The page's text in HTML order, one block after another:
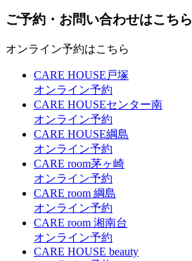
ご予約・お問い合わせはこちら
オンライン予約はこちら
CARE HOUSE戸塚
オンライン予約
CARE HOUSEセンター南
オンライン予約
CARE HOUSE綱島
オンライン予約
CARE room茅ヶ崎
オンライン予約
CARE room 綱島
オンライン予約
CARE room 湘南台
オンライン予約
CARE HOUSE beauty